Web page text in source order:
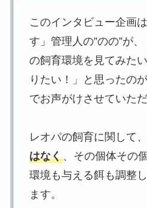
このインタビュー企画
す」管理人の”のの”が
の飼育環境を見てみた
りたい！」と思ったの
でお声がけさせていた
レオパの飼育に関して、
はなく、その個体その
環境も与える餌も調整
ます。